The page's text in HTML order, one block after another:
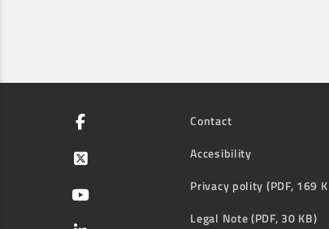
Contact
Accesibility
Privacy polity (PDF, 169
Legal Note (PDF, 30 KB)